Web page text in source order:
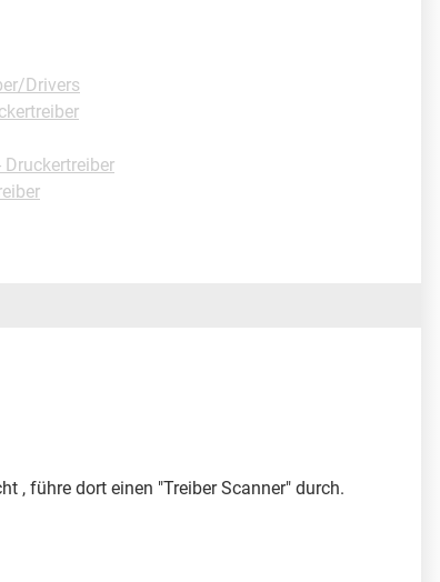
Drivers
, führe dort einen "Treiber Scanner" durch.